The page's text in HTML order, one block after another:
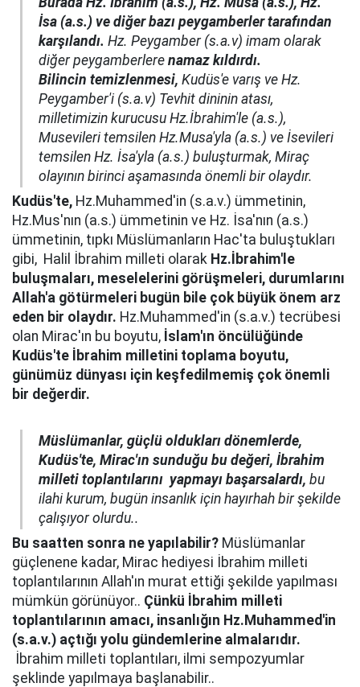
İsa (a.s.) ve diğer bazı peygamberler tarafından
karşılandı. Hz. Peygamber (s.a.v) imam olarak
diğer peygamberlere namaz kıldırdı.
Bilincin temizlenmesi, Kudüs'e varış ve Hz.
Peygamber'i (s.a.v) Tevhit dininin atası,
milletimizin kurucusu Hz.İbrahim'le (a.s.),
Musevileri temsilen Hz.Musa'yla (a.s.) ve İsevileri
temsilen Hz. İsa'yla (a.s.) buluşturmak, Miraç
olayının birinci aşamasında önemli bir olaydır.
Kudüs'te, Hz.Muhammed'in (s.a.v.) ümmetinin,
Hz.Mus'nın (a.s.) ümmetinin ve Hz. İsa'nın (a.s.)
ümmetinin, tıpkı Müslümanların Hac'ta buluştukları
gibi, Halil İbrahim milleti olarak Hz.İbrahim'le
buluşmaları, meselelerini görüşmeleri, durumlarını
Allah'a götürmeleri bugün bile çok büyük önem arz
eden bir olaydır. Hz.Muhammed'in (s.a.v.) tecrübesi
olan Mirac'ın bu boyutu, İslam'ın öncülüğünde
Kudüs'te İbrahim milletini toplama boyutu,
günümüz dünyası için keşfedilmemiş çok önemli
bir değerdir.
Müslümanlar, güçlü oldukları dönemlerde,
Kudüs'te, Mirac'ın sunduğu bu değeri, İbrahim
milleti toplantılarını yapmayı başarsalardı, bu
ilahi kurum, bugün insanlık için hayırhah bir şekilde
çalışıyor olurdu..
Bu saatten sonra ne yapılabilir? Müslümanlar
güçlenene kadar, Mirac hediyesi İbrahim milleti
toplantılarının Allah'ın murat ettiği şekilde yapılması
mümkün görünüyor.. Çünkü İbrahim milleti
toplantılarının amacı, insanlığın Hz.Muhammed'in
(s.a.v.) açtığı yolu gündemlerine almalarıdır.
İbrahim milleti toplantıları, ilmi sempozyumlar
şeklinde yapılmaya başlanabilir..